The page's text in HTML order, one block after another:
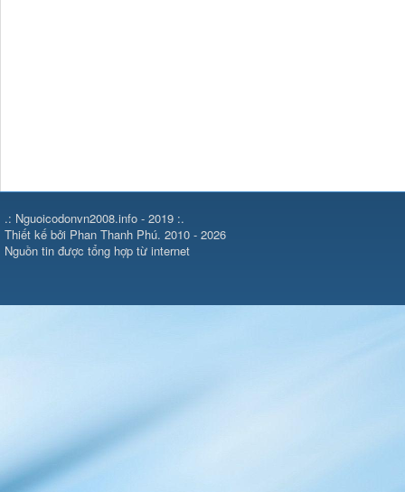
.: Nguoicodonvn2008.info - 2019 :.
Thiết kế bởi Phan Thanh Phú. 2010 - 2026
Nguồn tin được tổng hợp từ internet